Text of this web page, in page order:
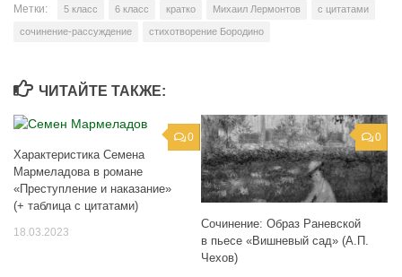
Метки: 5 класс 6 класс кратко Михаил Лермонтов с цитатами
сочинение-рассуждение стихотворение Бородино
ЧИТАЙТЕ ТАКЖЕ:
0
Характеристика Семена
Мармеладова в романе
«Преступление и наказание»
(+ таблица с цитатами)
18.03.2023
0
Сочинение: Образ Раневской
в пьесе «Вишневый сад» (А.П.
Чехов)